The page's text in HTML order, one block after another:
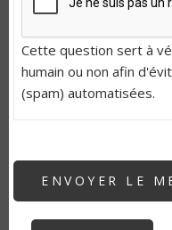
Cette question sert à
humain ou non afin
(spam) automatisées.